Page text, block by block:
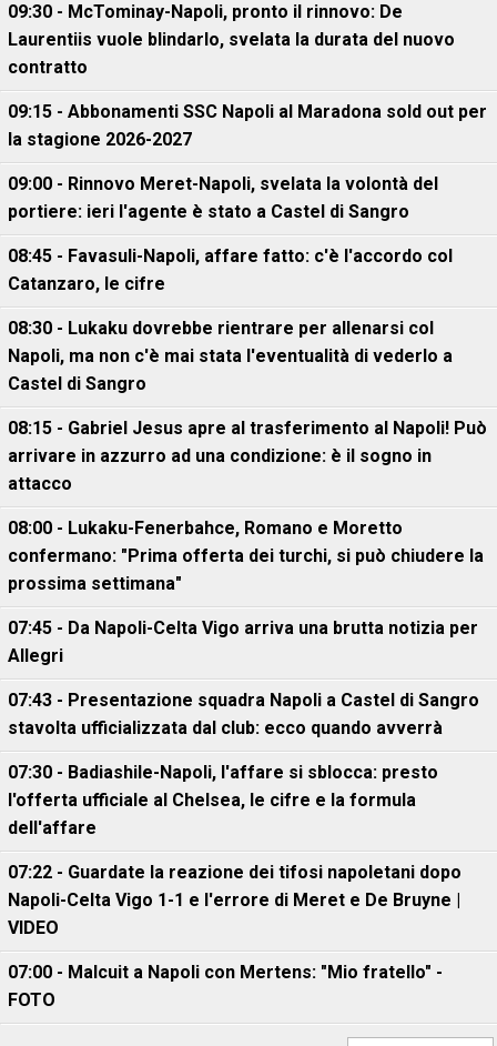
09:30 - McTominay-Napoli, pronto il rinnovo: De
Laurentiis vuole blindarlo, svelata la durata del nuovo
contratto
09:15 - Abbonamenti SSC Napoli al Maradona sold out per
la stagione 2026-2027
09:00 - Rinnovo Meret-Napoli, svelata la volontà del
portiere: ieri l'agente è stato a Castel di Sangro
08:45 - Favasuli-Napoli, affare fatto: c'è l'accordo col
Catanzaro, le cifre
08:30 - Lukaku dovrebbe rientrare per allenarsi col
Napoli, ma non c'è mai stata l'eventualità di vederlo a
Castel di Sangro
08:15 - Gabriel Jesus apre al trasferimento al Napoli! Può
arrivare in azzurro ad una condizione: è il sogno in
attacco
08:00 - Lukaku-Fenerbahce, Romano e Moretto
confermano: "Prima offerta dei turchi, si può chiudere la
prossima settimana"
07:45 - Da Napoli-Celta Vigo arriva una brutta notizia per
Allegri
07:43 - Presentazione squadra Napoli a Castel di Sangro
stavolta ufficializzata dal club: ecco quando avverrà
07:30 - Badiashile-Napoli, l'affare si sblocca: presto
l'offerta ufficiale al Chelsea, le cifre e la formula
dell'affare
07:22 - Guardate la reazione dei tifosi napoletani dopo
Napoli-Celta Vigo 1-1 e l'errore di Meret e De Bruyne |
VIDEO
07:00 - Malcuit a Napoli con Mertens: "Mio fratello" -
FOTO